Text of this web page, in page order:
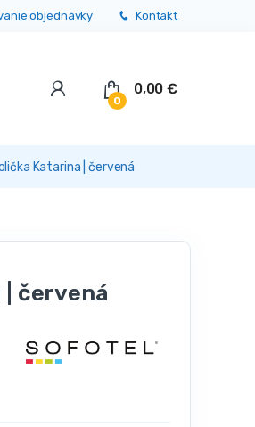
objednávky Kontakt
0
0,00€
Katarina | červená
červená